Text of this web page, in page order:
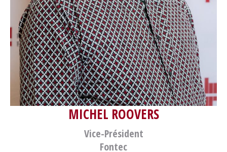
MICHEL ROOVERS
Vice-Président
Fontec